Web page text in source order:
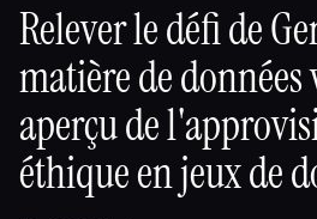
🎓Étudiants 🎬
Blog
Relever le défi de
matière de données
aperçu de
éthique en jeux de